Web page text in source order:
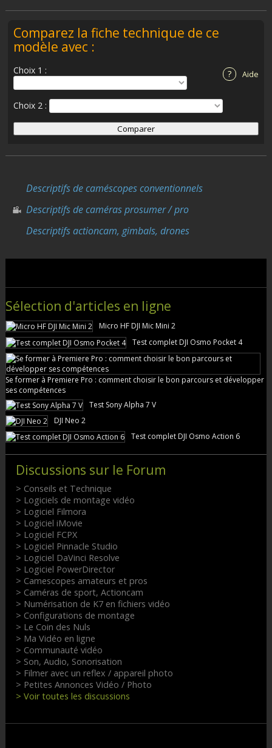
Comparez la fiche technique de ce
modèle avec :
? Aide
Choix 1 :
Choix 2 :
Descriptifs de caméscopes conventionnels
Descriptifs de caméras prosumer / pro
Descriptifs actioncam, gimbals, drones
Sélection d'articles en ligne
Micro HF DJI Mic Mini 2
Test complet DJI Osmo Pocket 4
Se former à Premiere Pro : comment choisir le bon parcours et développer
ses compétences
Test Sony Alpha 7 V
DJI Neo 2
Test complet DJI Osmo Action 6
Discussions sur le Forum
> Conseils et Technique
> Logiciels de montage vidéo
> Logiciel Filmora
> Logiciel iMovie
> Logiciel FCPX
> Logiciel Pinnacle Studio
> Logiciel DaVinci Resolve
> Logiciel PowerDirector
> Camescopes amateurs et pros
> Caméras de sport, Actioncam
> Numérisation de K7 en fichiers vidéo
> Configurations de montage
> Le Coin des Nuls
> Ma Vidéo en ligne
> Communauté vidéo
> Son, Audio, Sonorisation
> Filmer avec un reflex / appareil photo
> Petites Annonces Vidéo / Photo
> Voir toutes les discussions